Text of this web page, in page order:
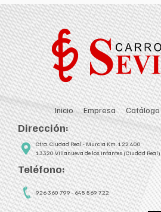
Inicio Empresa Catálogo
Dirección:
Ctra. Ciudad Real - Murcia Km. 122.400
13320 Villanueva de los infantes (Ciudad Real)
Teléfono:
926 360 799 - 645 569 722